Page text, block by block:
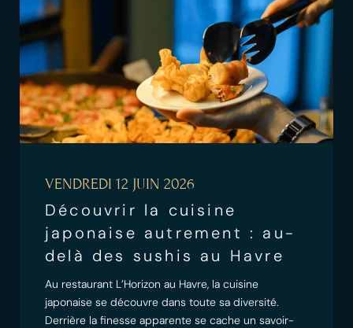
VENDREDI 12 JUIN 2026
Découvrir la cuisine
japonaise autrement : au-
delà des sushis au Havre
Au restaurant L’Horizon au Havre, la cuisine
japonaise se découvre dans toute sa diversité.
Derrière la finesse apparente se cache un savoir-